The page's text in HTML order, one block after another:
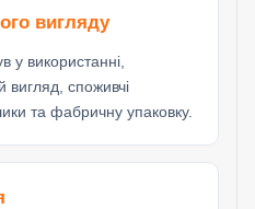
вигляду
у використанні,
вигляд, споживчі
та фабричну упаковку.